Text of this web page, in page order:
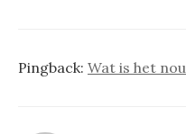
Pingback: Wat is het